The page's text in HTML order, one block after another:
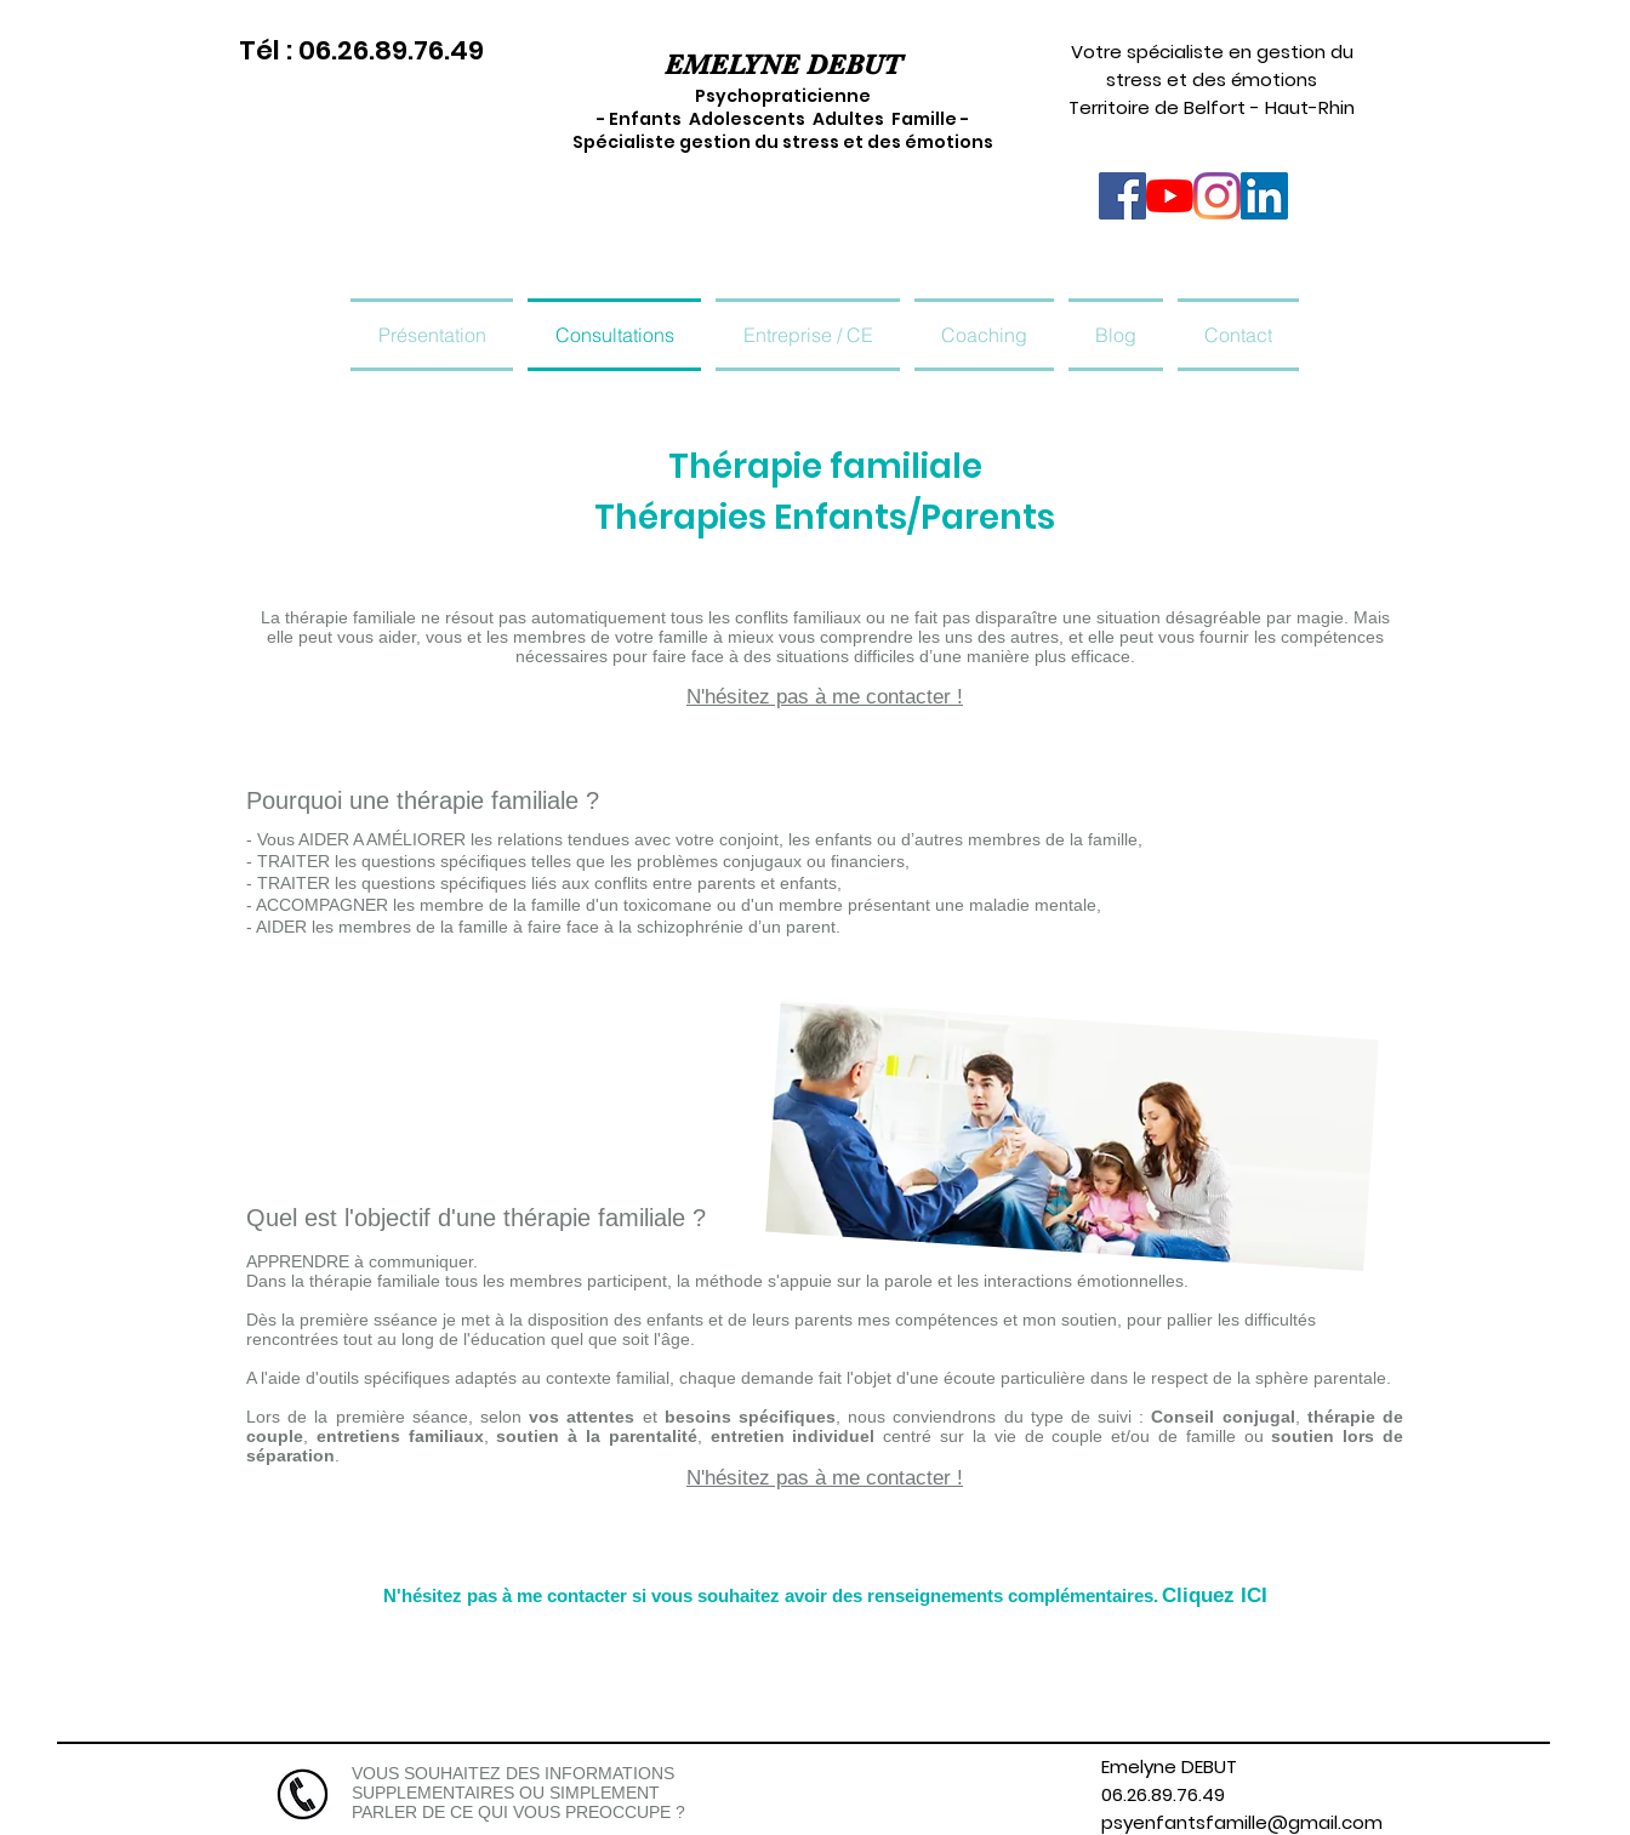
Tél : 06.26.89.76.49 EMELYNE DEBUT
Psychopraticienne
- Enfants Adolescents Adultes Famille -
Spécialiste gestion du stress et des émotions
Votre spécialiste en gestion du
stress et des émotions
Territoire de Belfort - Haut-Rhin
Présentation Consultations Entreprise / CE Coaching Blog Contact
Thérapie familiale
Thérapies Enfants/Parents
La thérapie familiale ne résout pas automatiquement tous les conflits familiaux ou ne fait pas disparaître une situation désagréable par magie. Mais
elle peut vous aider, vous et les membres de votre famille à mieux vous comprendre les uns des autres, et elle peut vous fournir les compétences
nécessaires pour faire face à des situations difficiles d’une manière plus efficace.
N'hésitez pas à me contacter !
Pourquoi une thérapie familiale ?
- Vous AIDER A AMÉLIORER les relations tendues avec votre conjoint, les enfants ou d’autres membres de la famille,
- TRAITER les questions spécifiques telles que les problèmes conjugaux ou financiers,
- TRAITER les questions spécifiques liés aux conflits entre parents et enfants,
- ACCOMPAGNER les membre de la famille d'un toxicomane ou d'un membre présentant une maladie mentale,
- AIDER les membres de la famille à faire face à la schizophrénie d’un parent.
Quel est l'objectif d'une thérapie familiale ?
APPRENDRE à communiquer.
Dans la thérapie familiale tous les membres participent, la méthode s'appuie sur la parole et les interactions émotionnelles.
Dès la première sséance je met à la disposition des enfants et de leurs parents mes compétences et mon soutien, pour pallier les difficultés
rencontrées tout au long de l'éducation quel que soit l'âge.
A l'aide d'outils spécifiques adaptés au contexte familial, chaque demande fait l'objet d'une écoute particulière dans le respect de la sphère parentale.
​Lors de la première séance, selonvos attentes et besoins spécifiques , nous conviendrons du type de suivi :Conseil conjugal
thérapie de
couple
entretiens familiaux,soutien à la parentalité, entretien individuelcentré sur la vie de couple et/ou de famille ousoutien lors de
séparation
N'hésitez pas à me contacter !
N'hésitez pas à me contacter si vous souhaitez avoir des renseignements complémentaires. Cliquez ICI
VOUS SOUHAITEZ DES INFORMATIONS
SUPPLEMENTAIRES OU SIMPLEMENT
PARLER DE CE QUI VOUS PREOCCUPE ?
Emelyne DEBUT
06.26.89.76.49
psyenfantsfamille@gmail.com